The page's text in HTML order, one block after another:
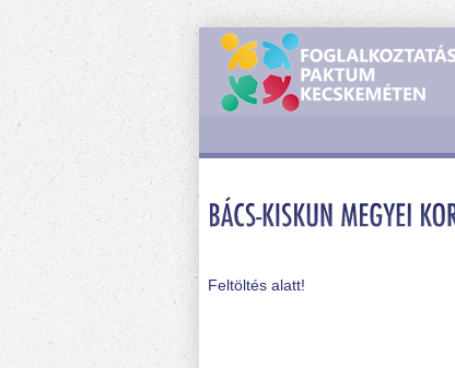
Feltöltés alatt!